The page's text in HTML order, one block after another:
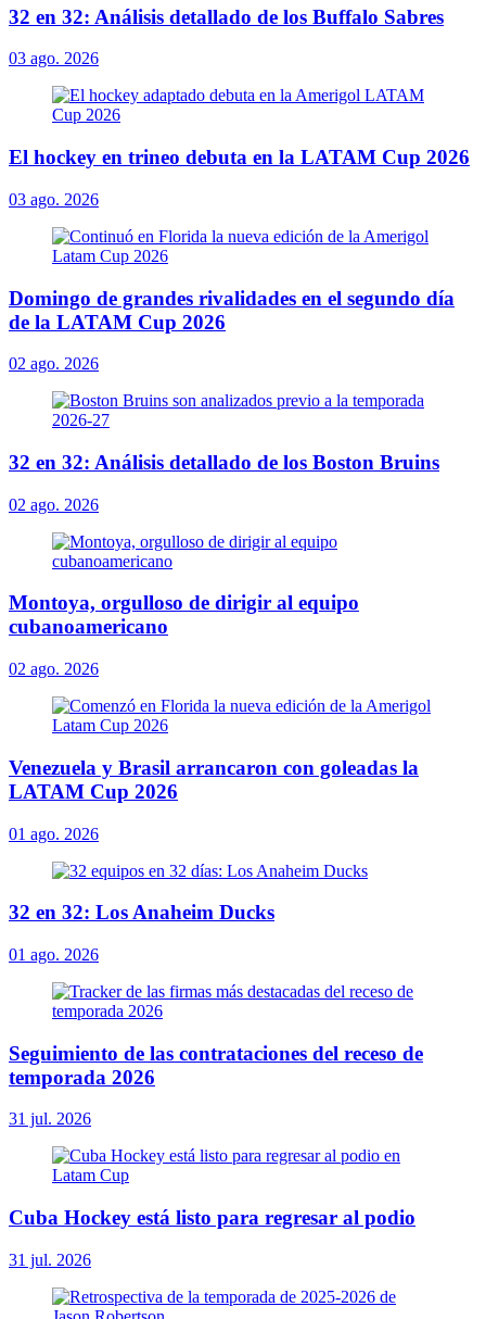
32 en 32: Análisis detallado de los Buffalo Sabres
03 ago. 2026
El hockey en trineo debuta en la LATAM Cup 2026
03 ago. 2026
Domingo de grandes rivalidades en el segundo día
de la LATAM Cup 2026
02 ago. 2026
32 en 32: Análisis detallado de los Boston Bruins
02 ago. 2026
Montoya, orgulloso de dirigir al equipo
cubanoamericano
02 ago. 2026
Venezuela y Brasil arrancaron con goleadas la
LATAM Cup 2026
01 ago. 2026
32 en 32: Los Anaheim Ducks
01 ago. 2026
Seguimiento de las contrataciones del receso de
temporada 2026
31 jul. 2026
Cuba Hockey está listo para regresar al podio
31 jul. 2026